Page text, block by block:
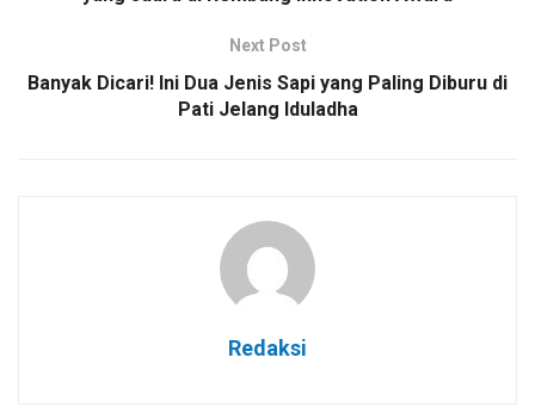
Next Post
Banyak Dicari! Ini Dua Jenis Sapi yang Paling Diburu di
Pati Jelang Iduladha
Redaksi